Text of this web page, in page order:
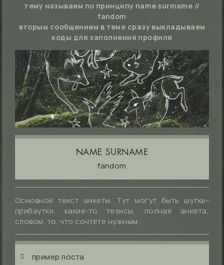
тему называем по принципу name surmame //
fandom
вторым сообщением в теме сразу выкладываем
коды для заполнения профиля
NAME SURNAME
fandom
Основной текст анкеты. Тут могут быть шутки-
прибаутки, какие-то тезисы, полная анкета,
словом, то, что сочтёте нужным.
пример поста